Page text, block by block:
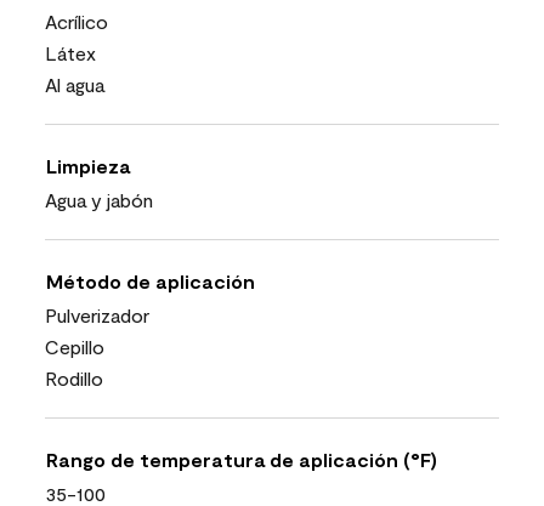
Acrílico
Látex
Al agua
Limpieza
Agua y jabón
Método de aplicación
Pulverizador
Cepillo
Rodillo
Rango de temperatura de aplicación (°F)
35-100